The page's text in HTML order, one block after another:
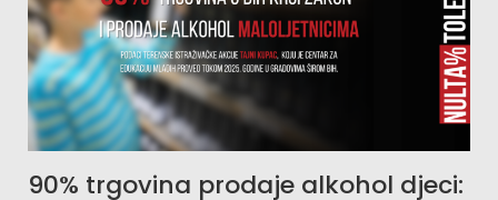
90% trgovina prodaje alkohol djeci: